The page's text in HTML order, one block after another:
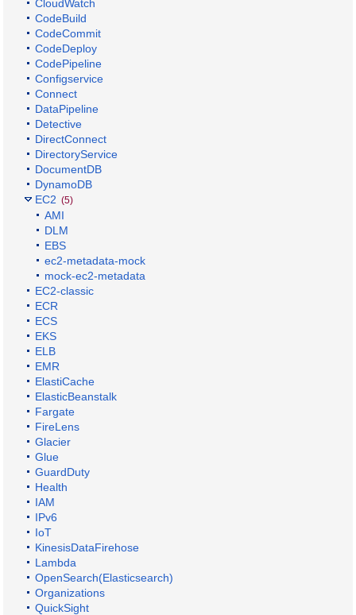
CloudWatch
CodeBuild
CodeCommit
CodeDeploy
CodePipeline
Configservice
Connect
DataPipeline
Detective
DirectConnect
DirectoryService
DocumentDB
DynamoDB
EC2 (5)
AMI
DLM
EBS
ec2-metadata-mock
mock-ec2-metadata
EC2-classic
ECR
ECS
EKS
ELB
EMR
ElastiCache
ElasticBeanstalk
Fargate
FireLens
Glacier
Glue
GuardDuty
Health
IAM
IPv6
IoT
KinesisDataFirehose
Lambda
OpenSearch(Elasticsearch)
Organizations
QuickSight